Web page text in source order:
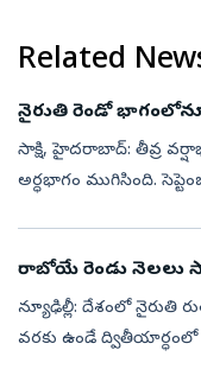
Related
నైరుతి రెండో
సాక్షి, హైదరాబాద్‌: తీవ్ర
అర్ధభాగం ముగిసింది.
రాబోయే రెండు నెలలు
న్యూఢిల్లీ: దేశంలో నైరుతి రుతుపవనాల కాలంలో ఆగస్టు నుంచి సెప్టెంబర్‌
వరకు ఉండే